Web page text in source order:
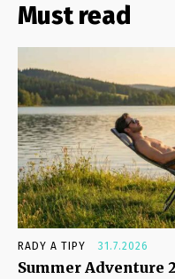
Must read
RADY A TIPY 31.7.2026
Summer Adventure